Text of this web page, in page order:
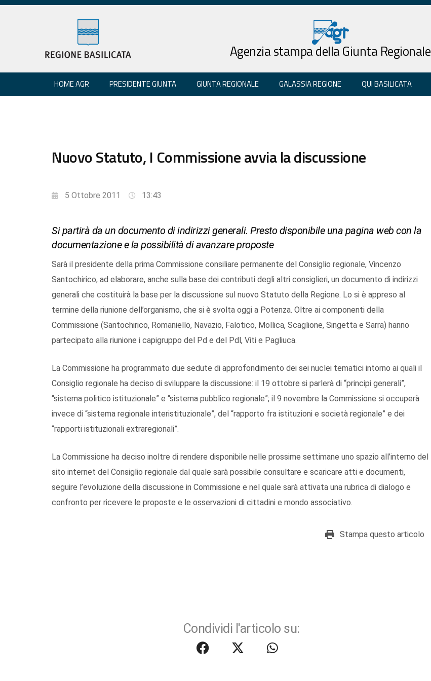
Agenzia stampa della Giunta Regionale
HOME AGR PRESIDENTE GIUNTA GIUNTA REGIONALE GALASSIA REGIONE QUI BASILICATA
Nuovo Statuto, I Commissione avvia la discussione
5 Ottobre 2011 13:43
Si partirà da un documento di indirizzi generali. Presto disponibile una pagina web con la
documentazione e la possibilità di avanzare proposte
Sarà il presidente della prima Commissione consiliare permanente del Consiglio regionale, Vincenzo
Santochirico, ad elaborare, anche sulla base dei contributi degli altri consiglieri, un documento di indirizzi
generali che costituirà la base per la discussione sul nuovo Statuto della Regione. Lo si è appreso al
termine della riunione dell’organismo, che si è svolta oggi a Potenza. Oltre ai componenti della
Commissione (Santochirico, Romaniello, Navazio, Falotico, Mollica, Scaglione, Singetta e Sarra) hanno
partecipato alla riunione i capigruppo del Pd e del Pdl, Viti e Pagliuca.
La Commissione ha programmato due sedute di approfondimento dei sei nuclei tematici intorno ai quali il
Consiglio regionale ha deciso di sviluppare la discussione: il 19 ottobre si parlerà di “principi generali”,
“sistema politico istituzionale” e “sistema pubblico regionale”; il 9 novembre la Commissione si occuperà
invece di “sistema regionale interistituzionale”, del “rapporto fra istituzioni e società regionale” e dei
“rapporti istituzionali extraregionali”.
La Commissione ha deciso inoltre di rendere disponibile nelle prossime settimane uno spazio all’interno del
sito internet del Consiglio regionale dal quale sarà possibile consultare e scaricare atti e documenti,
seguire l’evoluzione della discussione in Commissione e nel quale sarà attivata una rubrica di dialogo e
confronto per ricevere le proposte e le osservazioni di cittadini e mondo associativo.
Stampa questo articolo
Condividi l'articolo su: